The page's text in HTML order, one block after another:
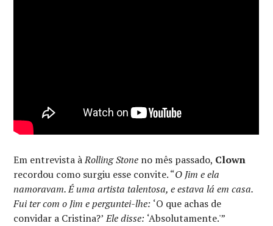
Em entrevista àRolling Stone no mês passado, Clown
recordou como surgiu esse convite. “O Jim e ela
namoravam. É uma artista talentosa, e estava lá em casa.
Fui ter com o Jim e perguntei-lhe: ‘O que achas de
convidar a Cristina?’Ele disse: ‘Absolutamente.'”